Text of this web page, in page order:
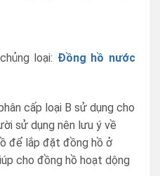
loại: Đồng hồ nước
cấp loại B sử dụng cho
sử dụng nên lưu ý về
để lắp đặt đồng hồ ở
cho đồng hồ hoạt dộng